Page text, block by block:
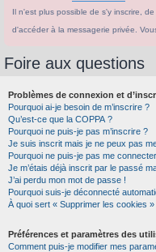
Il n'est plus possible de s'y inscrire,
d'accéder à la messagerie privée.
Foire aux questions
Problèmes de connexion et
Pourquoi ai-je besoin de m’inscrire ?
Qu’est-ce que la COPPA ?
Pourquoi ne puis-je pas m’inscrire ?
Je suis inscrit mais je ne peux pas
Pourquoi ne puis-je pas me
Je m’étais déjà inscrit par le passé
J’ai perdu mon mot de passe !
Pourquoi suis-je déconnecté
À quoi sert « Supprimer les cookies »
Préférences et paramètres des
Comment puis-je modifier mes